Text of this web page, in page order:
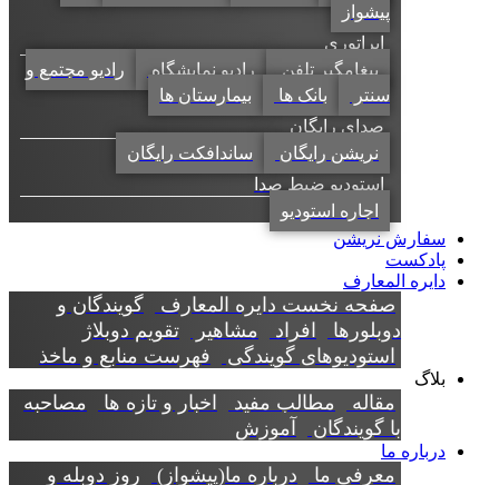
پیشواز
اپراتوری
پیغامگیر تلفن
رادیو نمایشگاه
رادیو مجتمع و
سنتر
بانک ها
بیمارستان ها
صدای رایگان
نریشن رایگان
ساندافکت رایگان
استودیو ضبط صدا
اجاره استودیو
سفارش نریشن
پادکست
دایره المعارف
صفحه نخست دایره المعارف گویندگان و
دوبلورها
افراد مشاهیر تقویم دوبلاژ
استودیوهای گویندگی فهرست منابع و ماخذ
بلاگ
مقاله مطالب مفید اخبار و تازه ها
مصاحبه
با گویندگان آموزش
درباره ما
معرفی ما درباره ما(پیشواز)
روز دوبله و